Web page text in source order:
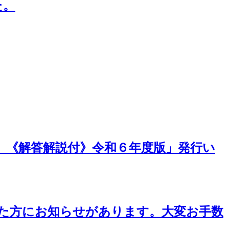
解答解説付》令和６年度版」発行い
方にお知らせがあります。大変お手数